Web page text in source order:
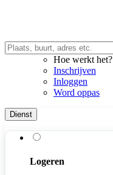
Hoe werkt het?
Inschrijven
Inloggen
Word oppas
Dienst
Logeren